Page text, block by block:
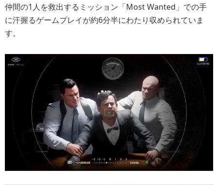
仲間の1人を救出するミッション「Most Wanted」での手
に汗握るゲームプレイが約6分半にわたり収められていま
す。